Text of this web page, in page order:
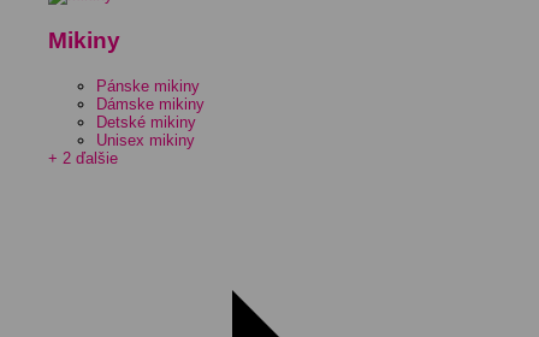
Mikiny
Pánske mikiny
Dámske mikiny
Detské mikiny
Unisex mikiny
+ 2 ďalšie